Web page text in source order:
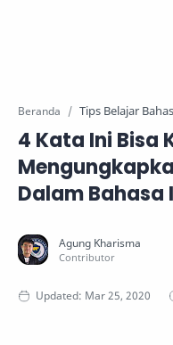
Beranda Tips Belajar
4 Kata Ini Bisa
Dalam Bahasa